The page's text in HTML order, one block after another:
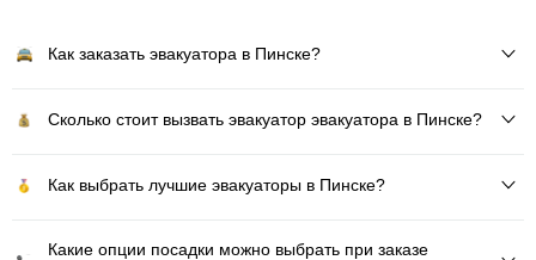
Как заказать эвакуатора в Пинске?
Сколько стоит вызвать эвакуатор эвакуатора в Пинске?
Как выбрать лучшие эвакуаторы в Пинске?
Какие опции посадки можно выбрать при заказе